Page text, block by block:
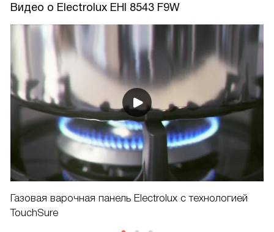
Видео о Electrolux EHI 8543 F9W
Газовая варочная панель Electrolux с технологией
TouchSure